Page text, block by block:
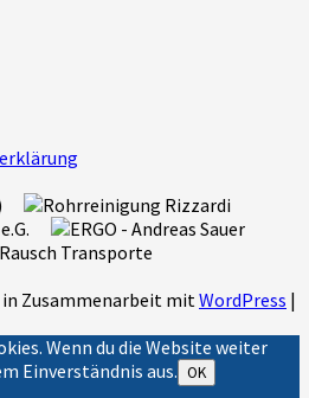
in Zusammenarbeit mitWordPress |
Wenn du die Website weiter
Einverständnis aus. OK